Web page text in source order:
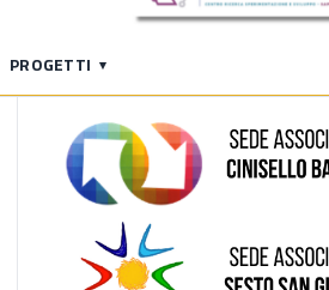
PROGETTI
Sede di Cinisello
Sede di Sesto San
Sede di Pioltello